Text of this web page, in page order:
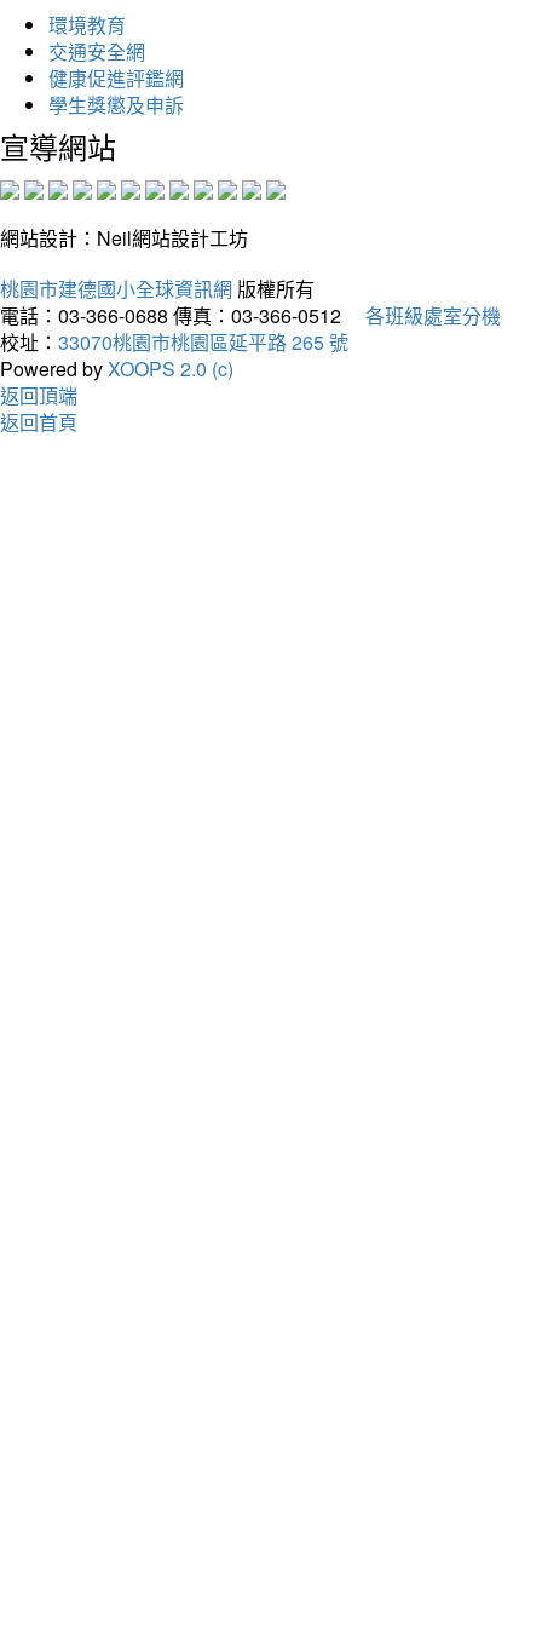
環境教育
交通安全網
健康促進評鑑網
學生獎懲及申訴
宣導網站
網站設計：Neil網站設計工坊
桃園市建德國小全球資訊網 版權所有
電話：03-366-0688 傳真：03-366-0512
各班級處室分機
校址： 33070桃園市桃園區延平路 265 號
Powered byXOOPS 2.0 (c)
返回頂端
返回首頁